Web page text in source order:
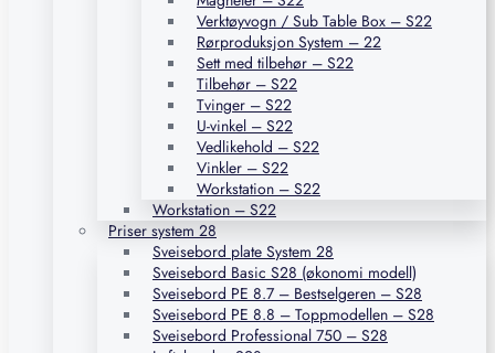
Verktøyvogn / Sub Table Box – S22
Rørproduksjon System – 22
Sett med tilbehør – S22
Tilbehør – S22
Tvinger – S22
U-vinkel – S22
Vedlikehold – S22
Vinkler – S22
Workstation – S22
Workstation – S22
Priser system 28
Sveisebord plate System 28
Sveisebord Basic S28 (økonomi modell)
Sveisebord PE 8.7 – Bestselgeren – S28
Sveisebord PE 8.8 – Toppmodellen – S28
Sveisebord Professional 750 – S28